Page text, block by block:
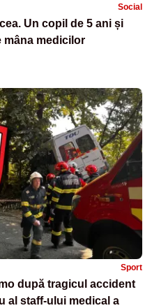
Social
Un copil de 5 ani și
mâna medicilor
Sport
după tragicul accident
al staff-ului medical a